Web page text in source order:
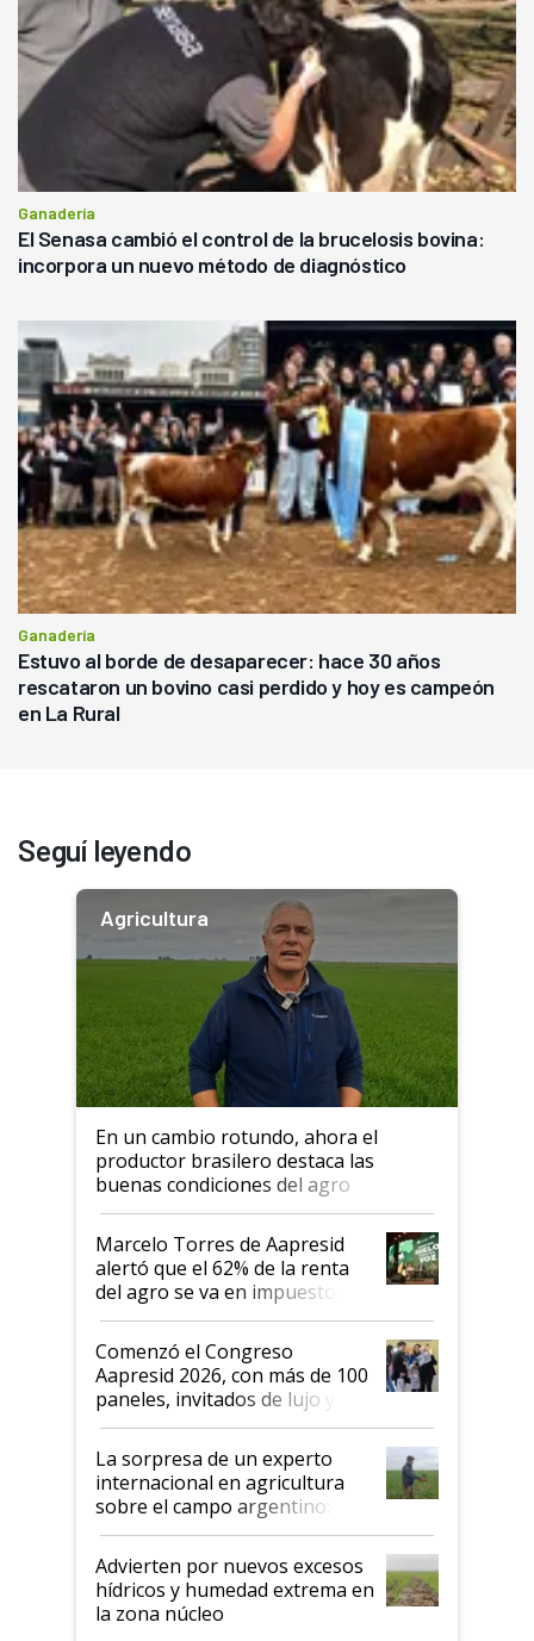
Ganadería
El Senasa cambió el control de la brucelosis bovina:
incorpora un nuevo método de diagnóstico
Ganadería
Estuvo al borde de desaparecer: hace 30 años
rescataron un bovino casi perdido y hoy es campeón
en La Rural
Seguí leyendo
Agricultura
En un cambio rotundo, ahora el
productor brasilero destaca las
buenas condiciones del agro
argentino para invertir: "Los veo
más motivados"
Marcelo Torres de Aapresid
alertó que el 62% de la renta
del agro se va en impuestos:
"No es bueno que en
Argentina se sigan discutiendo
las mismas cosas de hace 50
años"
Comenzó el Congreso
Aapresid 2026, con más de 100
paneles, invitados de lujo y
todas las tendencias
La sorpresa de un experto
internacional en agricultura
sobre el campo argentino:
"Estoy muy impresionado"
Advierten por nuevos excesos
hídricos y humedad extrema en
la zona núcleo